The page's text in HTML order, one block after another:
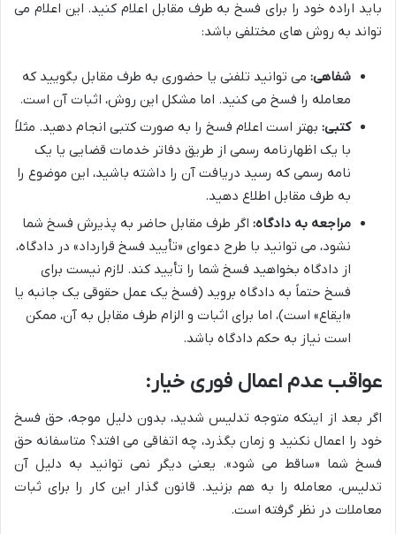
باید اراده خود را برای فسخ به طرف مقابل اعلام کنید. این اعلام می
تواند به روش های مختلفی باشد:
شفاهی: می توانید تلفنی یا حضوری به طرف مقابل بگویید که
معامله را فسخ می کنید. اما مشکل این روش، اثبات آن است.
کتبی: بهتر است اعلام فسخ را به صورت کتبی انجام دهید. مثلاً
با یک اظهارنامه رسمی از طریق دفاتر خدمات قضایی یا یک
نامه رسمی که رسید دریافت آن را داشته باشید، این موضوع را
به طرف مقابل اطلاع دهید.
مراجعه به دادگاه: اگر طرف مقابل حاضر به پذیرش فسخ شما
نشود، می توانید با طرح دعوای «تأیید فسخ قرارداد» در دادگاه،
از دادگاه بخواهید فسخ شما را تأیید کند. لازم نیست برای
فسخ حتماً به دادگاه بروید (فسخ یک عمل حقوقی یک جانبه یا
«ایقاع» است)، اما برای اثبات و الزام طرف مقابل به آن، ممکن
است نیاز به حکم دادگاه باشد.
عواقب عدم اعمال فوری خیار:
اگر بعد از اینکه متوجه تدلیس شدید، بدون دلیل موجه، حق فسخ
خود را اعمال نکنید و زمان بگذرد، چه اتفاقی می افتد؟ متاسفانه حق
فسخ شما «ساقط می شود». یعنی دیگر نمی توانید به دلیل آن
تدلیس، معامله را به هم بزنید. قانون گذار این کار را برای ثبات
معاملات در نظر گرفته است.